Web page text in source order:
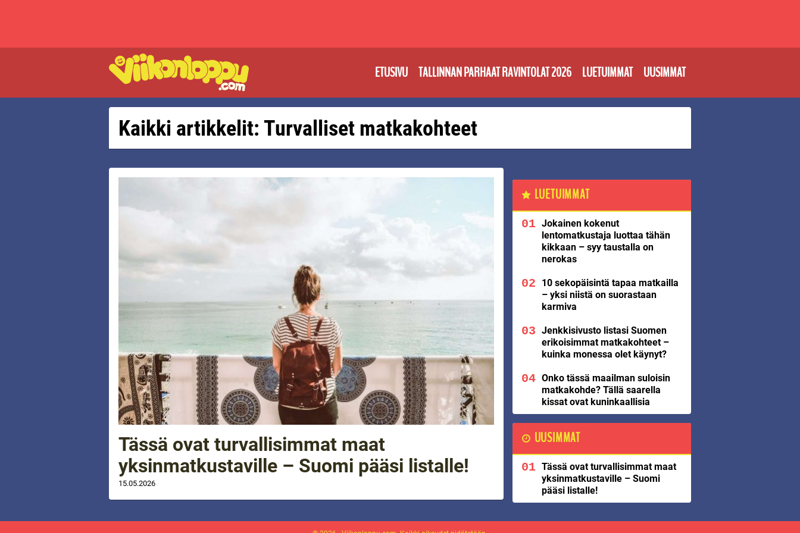
ETUSIVU TALLINNAN PARHAAT RAVINTOLAT 2026 LUETUIMMAT UUSIMMAT
Kaikki artikkelit: Turvalliset matkakohteet
Tässä ovat turvallisimmat maat
yksinmatkustaville – Suomi pääsi listalle!
15.05.2026
LUETUIMMAT
Jokainen kokenut
lentomatkustaja luottaa tähän
kikkaan – syy taustalla on
nerokas
10 sekopäisintä tapaa matkailla
– yksi niistä on suorastaan
karmiva
Jenkkisivusto listasi Suomen
erikoisimmat matkakohteet –
kuinka monessa olet käynyt?
Onko tässä maailman suloisin
matkakohde? Tällä saarella
kissat ovat kuninkaallisia
UUSIMMAT
Tässä ovat turvallisimmat maat
yksinmatkustaville – Suomi
pääsi listalle!